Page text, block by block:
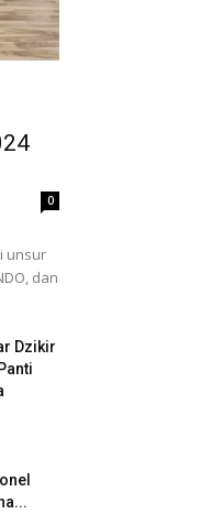
0
unsur
dan
Dzikir